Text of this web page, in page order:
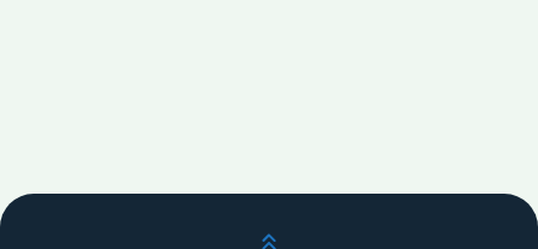
قم بالتمرير لأعلى